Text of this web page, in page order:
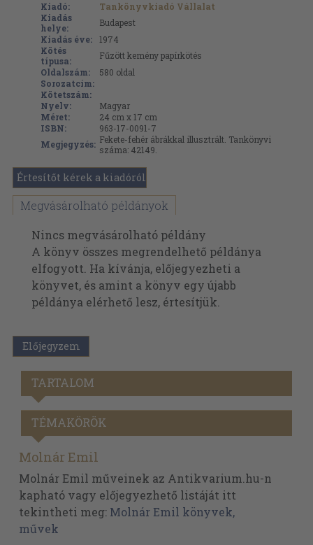
Kiadó:
Tankönyvkiadó Vállalat
Kiadás
helye:
Budapest
Kiadás éve:
1974
Kötés
típusa:
Fűzött kemény papírkötés
Oldalszám:
580 oldal
Sorozatcím:
Kötetszám:
Nyelv:
Magyar
Méret:
24 cm x 17 cm
ISBN:
963-17-0091-7
Megjegyzés: Fekete-fehér ábrákkal illusztrált. Tankönyvi
száma: 42149.
Értesítőt kérek a kiadóról
Megvásárolható példányok
Nincs megvásárolható példány
A könyv összes megrendelhető példánya
elfogyott. Ha kívánja, előjegyezheti a
könyvet, és amint a könyv egy újabb
példánya elérhető lesz, értesítjük.
Előjegyzem
TARTALOM
TÉMAKÖRÖK
Molnár Emil
Molnár Emil műveinek az Antikvarium.hu-n
kapható vagy előjegyezhető listáját itt
tekintheti meg: Molnár Emil könyvek,
művek